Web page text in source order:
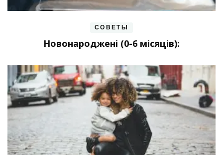
СОВЕТЫ
Новонароджені (0-6 місяців):